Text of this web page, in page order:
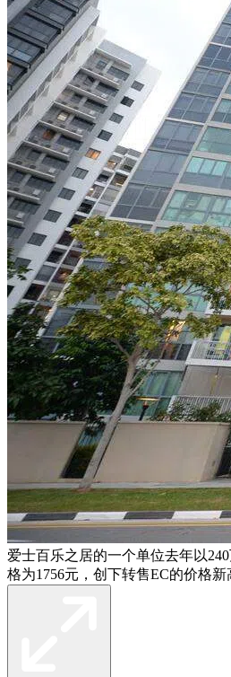
爱士百乐之居的一个单位去年以
格为1756元，创下转售EC的价格新